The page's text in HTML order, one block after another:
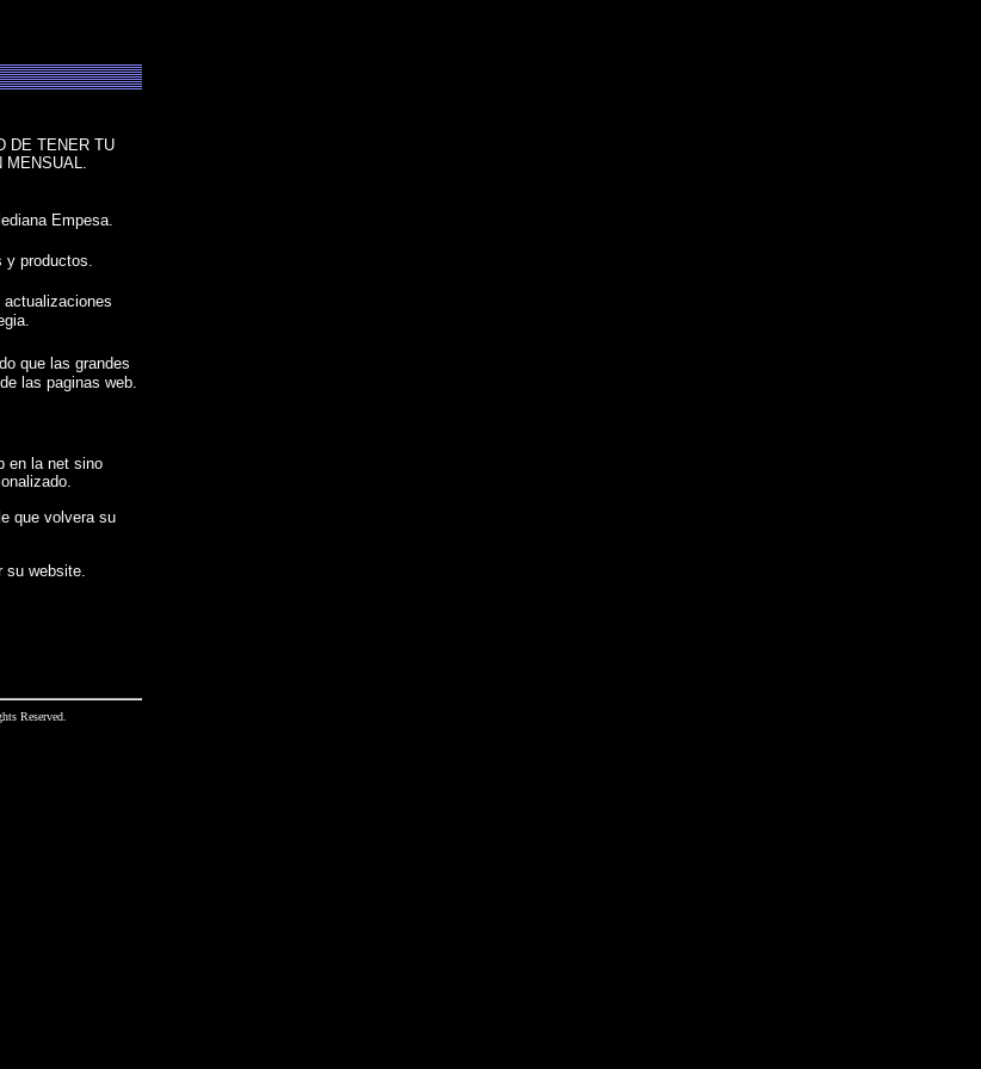
DE TENER TU
MENSUAL.
Empesa.
y productos.
que las grandes
las paginas web.
en la net sino
que volvera su
su website.
Reserved.